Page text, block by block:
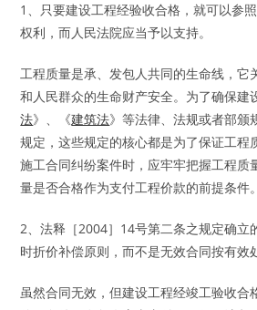
1、只要建设工程经验收合格，就可以参
权利，而人民法院应当予以支持。
工程质量是承、发包人共同的生命线，它
和人民群众的生命财产安全。为了确保建
法》、《建筑法》等法律、法规或者部颁
规定，这些规定的核心都是为了保证工程
施工合同纠纷案件时，应牢牢把握工程质
量是否合格作为支付工程价款的前提条件。
2、法释［2004］14号第二条之规定确立
时折价补偿原则，而不是无效合同按有效
虽然合同无效，但建设工程经竣工验收合